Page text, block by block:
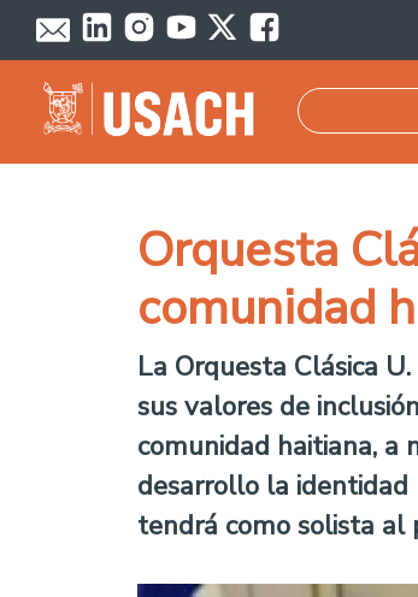
Pasar al contenido principal
Orquesta
comunidad
La Orquesta Clásica
sus valores de
comunidad haitiana, a
desarrollo la identidad
tendrá como solista al